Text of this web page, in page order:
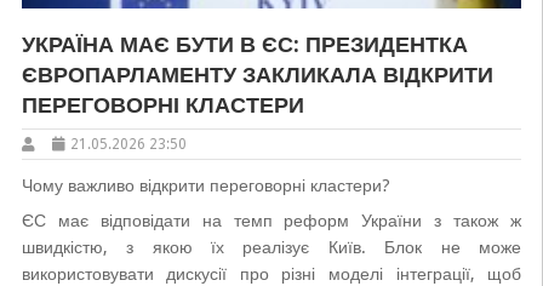
УКРАЇНА МАЄ БУТИ В ЄС: ПРЕЗИДЕНТКА
ЄВРОПАРЛАМЕНТУ ЗАКЛИКАЛА ВІДКРИТИ
ПЕРЕГОВОРНІ КЛАСТЕРИ
21.05.2026 23:50
Чому важливо відкрити переговорні кластери?
ЄС має відповідати на темп реформ України з також ж
швидкістю, з якою їх реалізує Київ. Блок не може
використовувати дискусії про різні моделі інтеграції, щоб